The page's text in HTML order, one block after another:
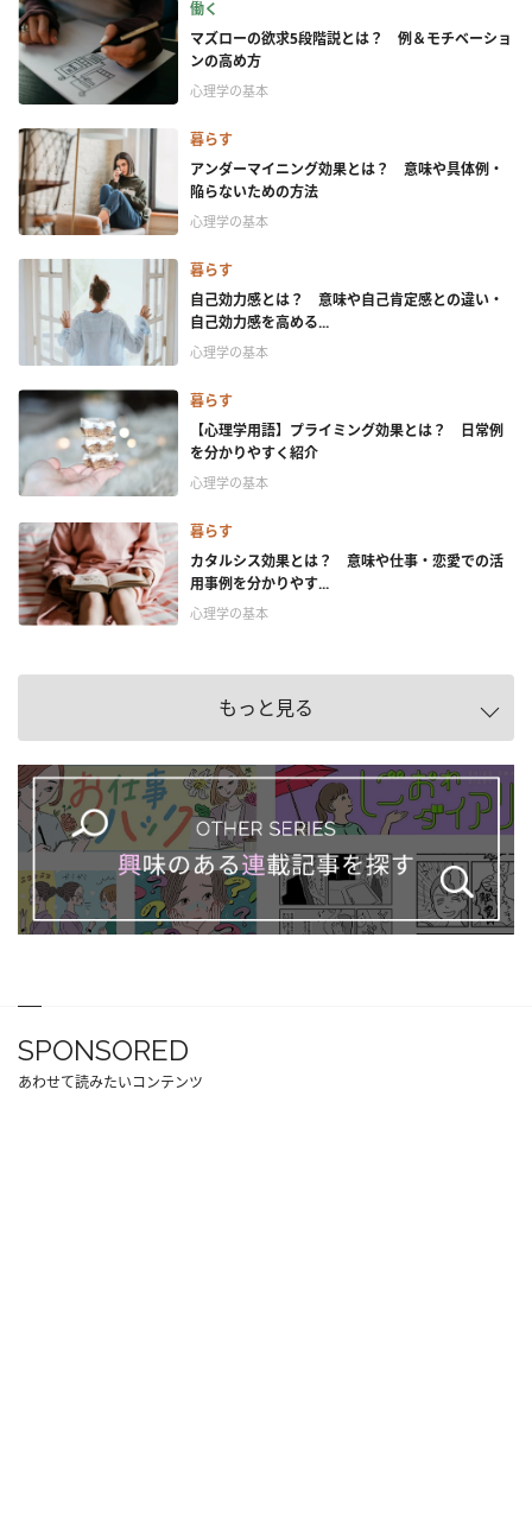
働く
マズローの欲求5段階説とは？ 例＆モチベーショ
ンの高め方
心理学の基本
暮らす
アンダーマイニング効果とは？ 意味や具体例・
陥らないための方法
心理学の基本
暮らす
自己効力感とは？ 意味や自己肯定感との違い・
自己効力感を高める...
心理学の基本
暮らす
【心理学用語】プライミング効果とは？ 日常例
を分かりやすく紹介
心理学の基本
暮らす
カタルシス効果とは？ 意味や仕事・恋愛での活
用事例を分かりやす...
心理学の基本
もっと見る
SPONSORED
あわせて読みたいコンテンツ